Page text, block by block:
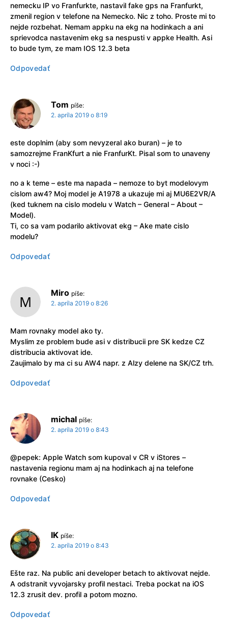
nemecku IP vo Franfurkte, nastavil fake gps na Franfurkt,
zmenil region v telefone na Nemecko. Nic z toho. Proste mi to
nejde rozbehat. Nemam appku na ekg na hodinkach a ani
sprievodca nastavenim ekg sa nespusti v appke Health. Asi
to bude tym, ze mam IOS 12.3 beta
Odpovedať
Tom píše:
2. apríla 2019 o 8:19
este doplnim (aby som nevyzeral ako buran) – je to
samozrejme FranKfurt a nie FranfurKt. Pisal som to unaveny
v noci :-)
no a k teme – este ma napada – nemoze to byt modelovym
cislom aw4? Moj model je A1978 a ukazuje mi aj MU6E2VR/A
(ked tuknem na cislo modelu v Watch – General – About –
Model).
Ti, co sa vam podarilo aktivovat ekg – Ake mate cislo
modelu?
Odpovedať
Miro píše:
2. apríla 2019 o 8:26
Mam rovnaky model ako ty.
Myslim ze problem bude asi v distribucii pre SK kedze CZ
distribucia aktivovat ide.
Zaujimalo by ma ci su AW4 napr. z Alzy delene na SK/CZ trh.
Odpovedať
michal píše:
2. apríla 2019 o 8:43
@pepek: Apple Watch som kupoval v CR v iStores –
nastavenia regionu mam aj na hodinkach aj na telefone
rovnake (Cesko)
Odpovedať
IK píše:
2. apríla 2019 o 8:43
Ešte raz. Na public ani developer betach to aktivovat nejde.
A odstranit vyvojarsky profil nestaci. Treba pockat na iOS
12.3 zrusit dev. profil a potom mozno.
Odpovedať